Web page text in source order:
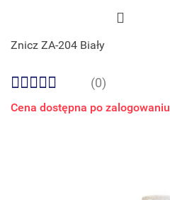
Znicz ZA-204 Biały
(0)
Cena dostępna po zalogowaniu